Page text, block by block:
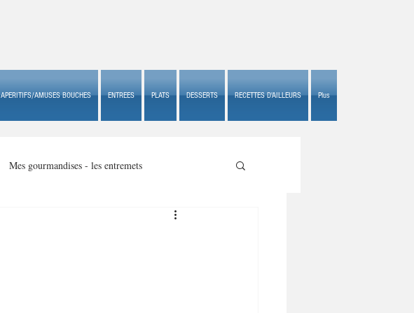
APERITIFS/AMUSES BOUCHES ENTREES PLATS DESSERTS RECETTES D'AILLEURS Plus
Mes gourmandises - les entremets